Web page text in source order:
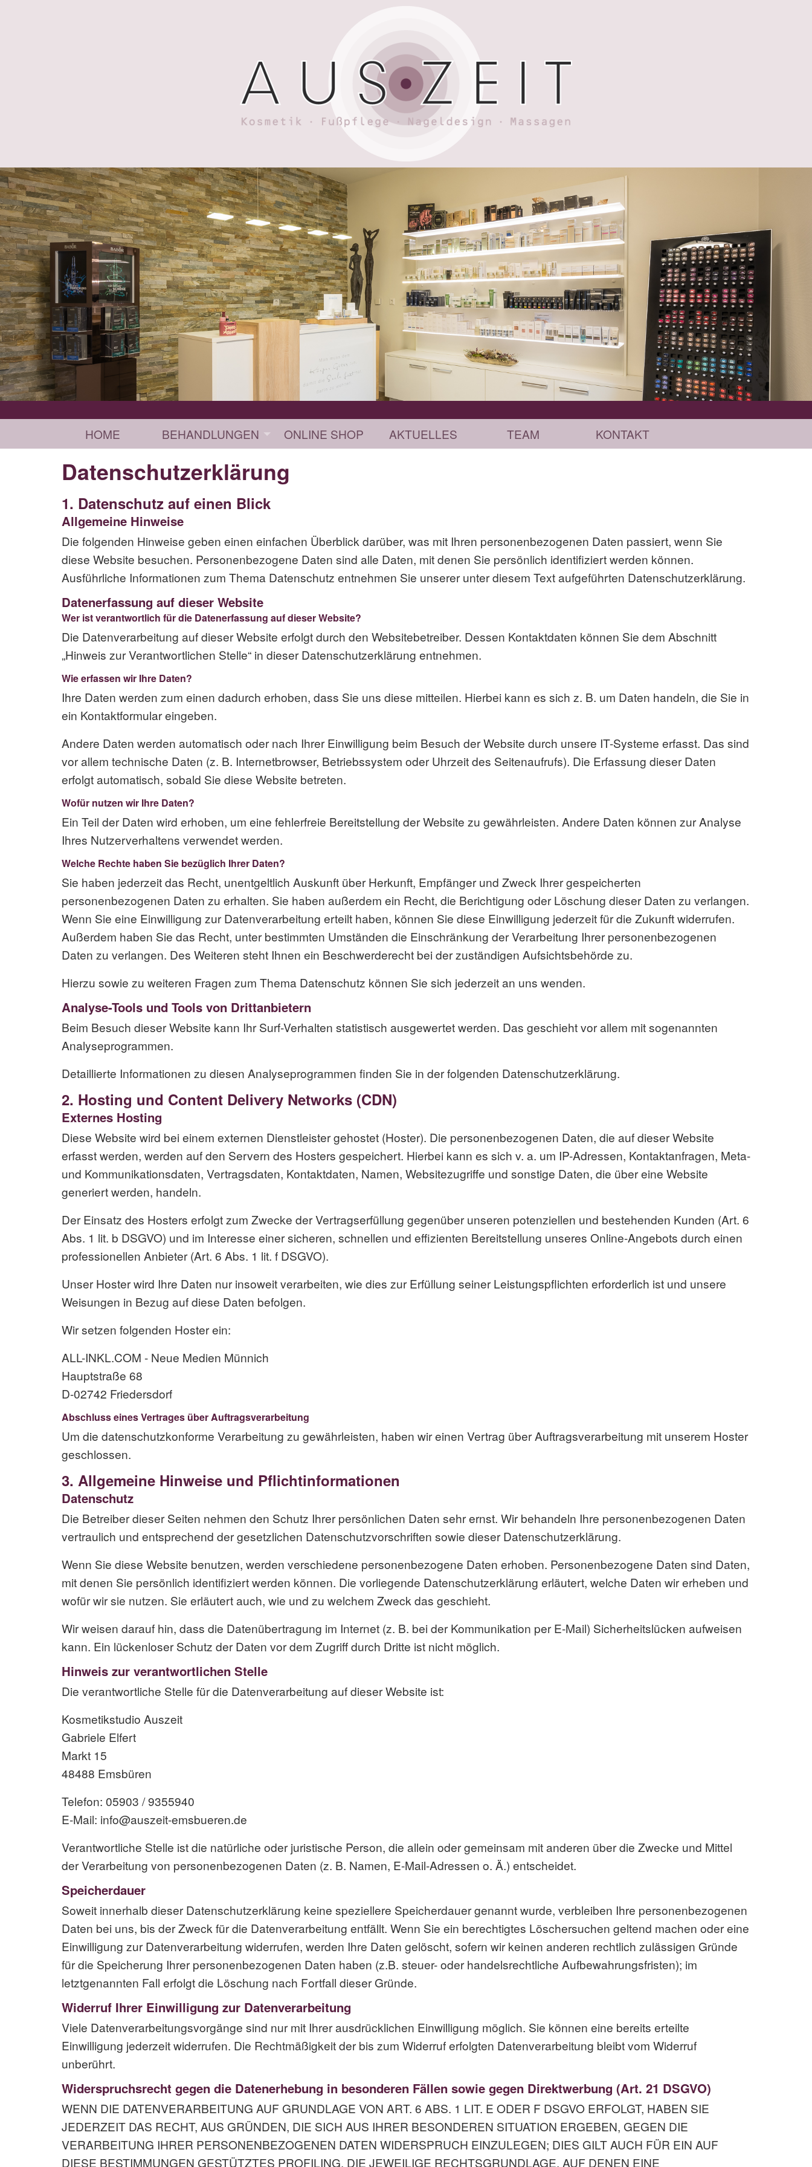
HOME BEHANDLUNGEN ONLINE SHOP AKTUELLES TEAM KONTAKT
Datenschutz­erklärung
1. Datenschutz auf einen Blick
Allgemeine Hinweise
Die folgenden Hinweise geben einen einfachen Überblick darüber, was mit Ihren personenbezogenen Daten passiert, wenn Sie
diese Website besuchen. Personenbezogene Daten sind alle Daten, mit denen Sie persönlich identifiziert werden können.
Ausführliche Informationen zum Thema Datenschutz entnehmen Sie unserer unter diesem Text aufgeführten Datenschutzerklärung.
Datenerfassung auf dieser Website
Wer ist verantwortlich für die Datenerfassung auf dieser Website?
Die Datenverarbeitung auf dieser Website erfolgt durch den Websitebetreiber. Dessen Kontaktdaten können Sie dem Abschnitt
„Hinweis zur Verantwortlichen Stelle“ in dieser Datenschutzerklärung entnehmen.
Wie erfassen wir Ihre Daten?
Ihre Daten werden zum einen dadurch erhoben, dass Sie uns diese mitteilen. Hierbei kann es sich z. B. um Daten handeln, die Sie in
ein Kontaktformular eingeben.
Andere Daten werden automatisch oder nach Ihrer Einwilligung beim Besuch der Website durch unsere IT-Systeme erfasst. Das sind
vor allem technische Daten (z. B. Internetbrowser, Betriebssystem oder Uhrzeit des Seitenaufrufs). Die Erfassung dieser Daten
erfolgt automatisch, sobald Sie diese Website betreten.
Wofür nutzen wir Ihre Daten?
Ein Teil der Daten wird erhoben, um eine fehlerfreie Bereitstellung der Website zu gewährleisten. Andere Daten können zur Analyse
Ihres Nutzerverhaltens verwendet werden.
Welche Rechte haben Sie bezüglich Ihrer Daten?
Sie haben jederzeit das Recht, unentgeltlich Auskunft über Herkunft, Empfänger und Zweck Ihrer gespeicherten
personenbezogenen Daten zu erhalten. Sie haben außerdem ein Recht, die Berichtigung oder Löschung dieser Daten zu verlangen.
Wenn Sie eine Einwilligung zur Datenverarbeitung erteilt haben, können Sie diese Einwilligung jederzeit für die Zukunft widerrufen.
Außerdem haben Sie das Recht, unter bestimmten Umständen die Einschränkung der Verarbeitung Ihrer personenbezogenen
Daten zu verlangen. Des Weiteren steht Ihnen ein Beschwerderecht bei der zuständigen Aufsichtsbehörde zu.
Hierzu sowie zu weiteren Fragen zum Thema Datenschutz können Sie sich jederzeit an uns wenden.
Analyse-Tools und Tools von Dritt­anbietern
Beim Besuch dieser Website kann Ihr Surf-Verhalten statistisch ausgewertet werden. Das geschieht vor allem mit sogenannten
Analyseprogrammen.
Detaillierte Informationen zu diesen Analyseprogrammen finden Sie in der folgenden Datenschutzerklärung.
2. Hosting und Content Delivery Networks (CDN)
Externes Hosting
Diese Website wird bei einem externen Dienstleister gehostet (Hoster). Die personenbezogenen Daten, die auf dieser Website
erfasst werden, werden auf den Servern des Hosters gespeichert. Hierbei kann es sich v. a. um IP-Adressen, Kontaktanfragen, Meta-
und Kommunikationsdaten, Vertragsdaten, Kontaktdaten, Namen, Websitezugriffe und sonstige Daten, die über eine Website
generiert werden, handeln.
Der Einsatz des Hosters erfolgt zum Zwecke der Vertragserfüllung gegenüber unseren potenziellen und bestehenden Kunden (Art. 6
Abs. 1 lit. b DSGVO) und im Interesse einer sicheren, schnellen und effizienten Bereitstellung unseres Online-Angebots durch einen
professionellen Anbieter (Art. 6 Abs. 1 lit. f DSGVO).
Unser Hoster wird Ihre Daten nur insoweit verarbeiten, wie dies zur Erfüllung seiner Leistungspflichten erforderlich ist und unsere
Weisungen in Bezug auf diese Daten befolgen.
Wir setzen folgenden Hoster ein:
ALL-INKL.COM - Neue Medien Münnich
Hauptstraße 68
D-02742 Friedersdorf
Abschluss eines Vertrages über Auftragsverarbeitung
Um die datenschutzkonforme Verarbeitung zu gewährleisten, haben wir einen Vertrag über Auftragsverarbeitung mit unserem Hoster
geschlossen.
3. Allgemeine Hinweise und Pflicht­informationen
Datenschutz
Die Betreiber dieser Seiten nehmen den Schutz Ihrer persönlichen Daten sehr ernst. Wir behandeln Ihre personenbezogenen Daten
vertraulich und entsprechend der gesetzlichen Datenschutzvorschriften sowie dieser Datenschutzerklärung.
Wenn Sie diese Website benutzen, werden verschiedene personenbezogene Daten erhoben. Personenbezogene Daten sind Daten,
mit denen Sie persönlich identifiziert werden können. Die vorliegende Datenschutzerklärung erläutert, welche Daten wir erheben und
wofür wir sie nutzen. Sie erläutert auch, wie und zu welchem Zweck das geschieht.
Wir weisen darauf hin, dass die Datenübertragung im Internet (z. B. bei der Kommunikation per E-Mail) Sicherheitslücken aufweisen
kann. Ein lückenloser Schutz der Daten vor dem Zugriff durch Dritte ist nicht möglich.
Hinweis zur verantwortlichen Stelle
Die verantwortliche Stelle für die Datenverarbeitung auf dieser Website ist:
Kosmetikstudio Auszeit
Gabriele Elfert
Markt 15
48488 Emsbüren
Telefon: 05903 / 9355940
E-Mail: info@auszeit-emsbueren.de
Verantwortliche Stelle ist die natürliche oder juristische Person, die allein oder gemeinsam mit anderen über die Zwecke und Mittel
der Verarbeitung von personenbezogenen Daten (z. B. Namen, E-Mail-Adressen o. Ä.) entscheidet.
Speicherdauer
Soweit innerhalb dieser Datenschutzerklärung keine speziellere Speicherdauer genannt wurde, verbleiben Ihre personenbezogenen
Daten bei uns, bis der Zweck für die Datenverarbeitung entfällt. Wenn Sie ein berechtigtes Löschersuchen geltend machen oder eine
Einwilligung zur Datenverarbeitung widerrufen, werden Ihre Daten gelöscht, sofern wir keinen anderen rechtlich zulässigen Gründe
für die Speicherung Ihrer personenbezogenen Daten haben (z.B. steuer- oder handelsrechtliche Aufbewahrungsfristen); im
letztgenannten Fall erfolgt die Löschung nach Fortfall dieser Gründe.
Widerruf Ihrer Einwilligung zur Datenverarbeitung
Viele Datenverarbeitungsvorgänge sind nur mit Ihrer ausdrücklichen Einwilligung möglich. Sie können eine bereits erteilte
Einwilligung jederzeit widerrufen. Die Rechtmäßigkeit der bis zum Widerruf erfolgten Datenverarbeitung bleibt vom Widerruf
unberührt.
Widerspruchsrecht gegen die Datenerhebung in besonderen Fällen sowie gegen Direktwerbung (Art. 21 DSGVO)
WENN DIE DATENVERARBEITUNG AUF GRUNDLAGE VON ART. 6 ABS. 1 LIT. E ODER F DSGVO ERFOLGT, HABEN SIE
JEDERZEIT DAS RECHT, AUS GRÜNDEN, DIE SICH AUS IHRER BESONDEREN SITUATION ERGEBEN, GEGEN DIE
VERARBEITUNG IHRER PERSONENBEZOGENEN DATEN WIDERSPRUCH EINZULEGEN; DIES GILT AUCH FÜR EIN AUF
DIESE BESTIMMUNGEN GESTÜTZTES PROFILING. DIE JEWEILIGE RECHTSGRUNDLAGE, AUF DENEN EINE